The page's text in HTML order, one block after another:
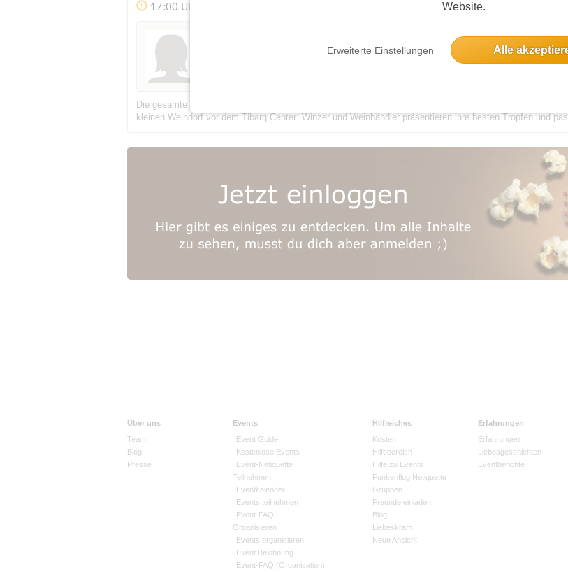
Website.
Erweiterte Einstellungen Alle
17:00 Uhr Tibarg 41, 22459 Hamburg, Deutschland
Die gesamte Niendorfer Einkaufsmeile verwandelt sich vom 26.-27.09.2026 in eine herbstliche
kleinen Weindorf vor dem Tibarg Center: Winzer und Weinhändler präsentieren ihre besten Tropfen und
Über uns
Team
Blog
Presse
Events
Event Guide
Kostenlose Events
Event-Netiquette
Teilnehmen
Eventkalender
Events teilnehmen
Event-FAQ
Organisieren
Events organisieren
Event Belohnung
Event-FAQ (Organisation)
Hilfreiches
Kosten
Hilfebereich
Hilfe zu Events
Funkenflug Netiquette
Gruppen
Freunde einladen
Blog
Liebeskram
Neue Ansicht
Erfahrungen
Erfahrungen
Liebesgeschichten
Eventberichte